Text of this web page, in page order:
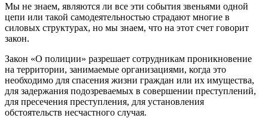
Мы не знаем, являются ли все эти события звеньями одной
цепи или такой самодеятельностью страдают многие в
силовых структурах, но мы знаем, что на этот счет говорит
закон.
Закон «О полиции» разрешает сотрудникам проникновение
на территории, занимаемые организациями, когда это
необходимо для спасения жизни граждан или их имущества,
для задержания подозреваемых в совершении преступлений,
для пресечения преступления, для установления
обстоятельств несчастного случая.